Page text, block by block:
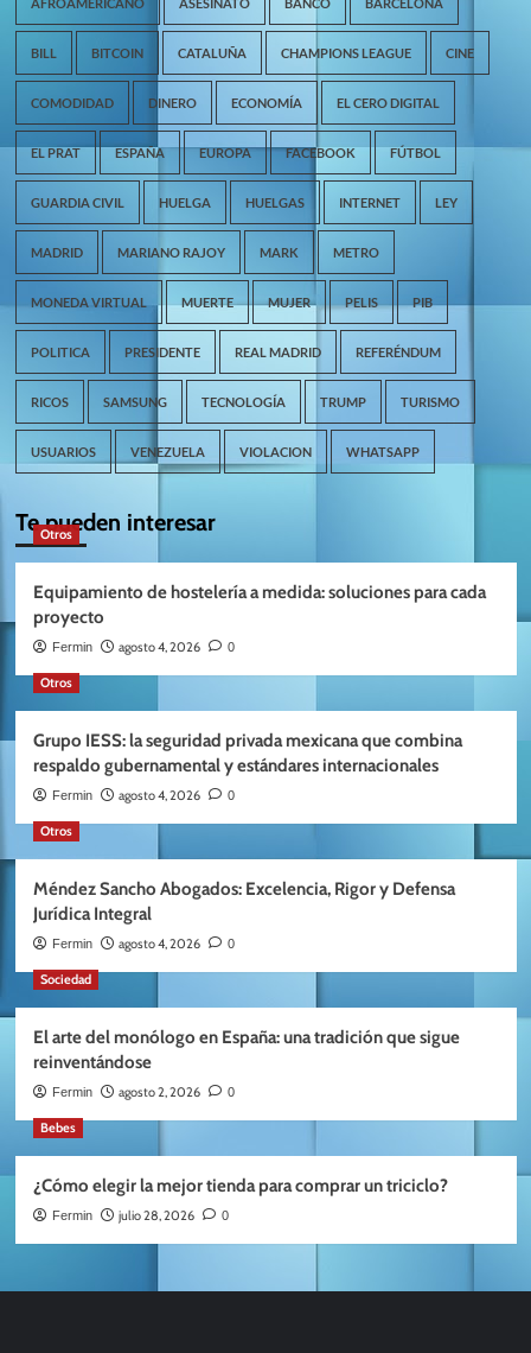
AFROAMERICANO ASESINATO BANCO BARCELONA
BILL BITCOIN CATALUÑA CHAMPIONS LEAGUE CINE
COMODIDAD DINERO ECONOMÍA EL CERO DIGITAL
EL PRAT ESPAÑA EUROPA FACEBOOK FÚTBOL
GUARDIA CIVIL HUELGA HUELGAS INTERNET LEY
MADRID MARIANO RAJOY MARK METRO
MONEDA VIRTUAL MUERTE MUJER PELIS PIB
POLITICA PRESIDENTE REAL MADRID REFERÉNDUM
RICOS SAMSUNG TECNOLOGÍA TRUMP TURISMO
USUARIOS VENEZUELA VIOLACION WHATSAPP
Te pueden interesar
Otros
Equipamiento de hostelería a medida: soluciones para cada
proyecto
Fermin agosto 4, 2026 0
Otros
Grupo IESS: la seguridad privada mexicana que combina
respaldo gubernamental y estándares internacionales
Fermin agosto 4, 2026 0
Otros
Méndez Sancho Abogados: Excelencia, Rigor y Defensa
Jurídica Integral
Fermin agosto 4, 2026 0
Sociedad
El arte del monólogo en España: una tradición que sigue
reinventándose
Fermin agosto 2, 2026 0
Bebes
¿Cómo elegir la mejor tienda para comprar un triciclo?
Fermin julio 28, 2026 0